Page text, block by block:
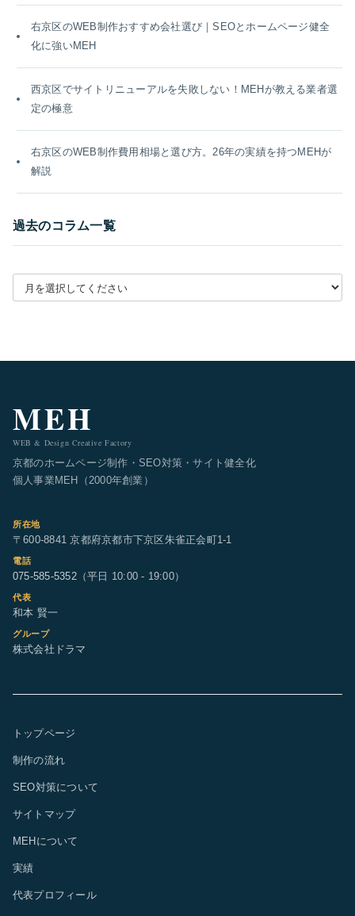
右京区のWEB制作おすすめ会社選び｜SEOとホームページ健全
化に強いMEH
西京区でサイトリニューアルを失敗しない！MEHが教える業者選
定の極意
右京区のWEB制作費用相場と選び方。26年の実績を持つMEHが
解説
過去のコラム一覧
月別アーカイブを選択
MEH
WEB & Design Creative Factory
京都のホームページ制作・SEO対策・サイト健全化
個人事業MEH（2000年創業）
所在地
〒600-8841 京都府京都市下京区朱雀正会町1-1
電話
075-585-5352（平日 10:00 - 19:00）
代表
和本 賢一
グループ
株式会社ドラマ
トップページ
制作の流れ
SEO対策について
サイトマップ
MEHについて
実績
代表プロフィール